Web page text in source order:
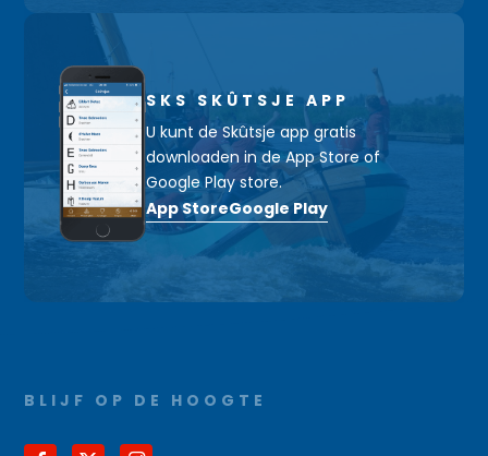
SKS SKÛTSJE APP
U kunt de Skûtsje app gratis
downloaden in de App Store of
Google Play store.
App StoreGoogle Play
BLIJF OP DE HOOGTE